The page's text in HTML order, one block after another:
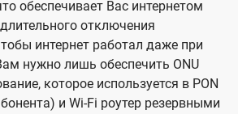
обеспечивает Вас интернетом
отключения
интернет работал даже при
нужно лишь обеспечить ONU
которое используется в PON
и Wi-Fi роутер резервными